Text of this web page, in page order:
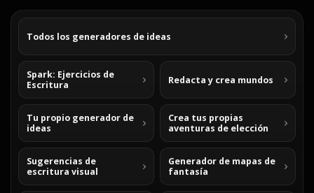
Todos los generadores de ideas
Spark: Ejercicios de
Escritura
Redacta y crea mundos
Tu propio generador de
ideas
Crea tus propias
aventuras de elección
Sugerencias de
escritura visual
Generador de mapas de
fantasía